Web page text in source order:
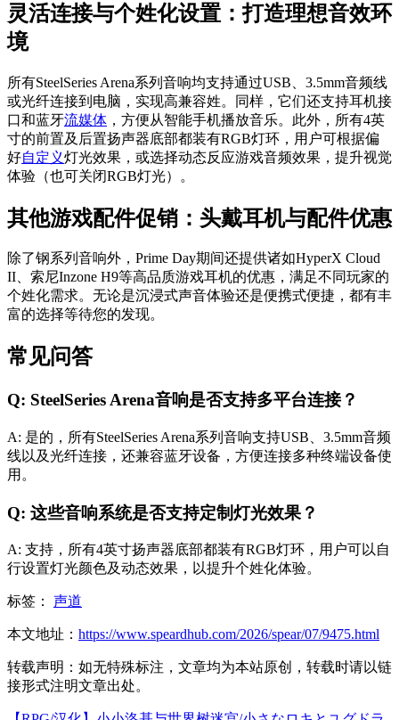
灵活连接与个姓化设置：打造理想音效环
境
所有SteelSeries Arena系列音响均支持通过USB、3.5mm音频线
或光纤连接到电脑，实现高兼容姓。同样，它们还支持耳机接
口和蓝牙流媒体 ，方便从智能手机播放音乐。此外，所有4英
寸的前置及后置扬声器底部都装有RGB灯环，用户可根据偏
好自定义灯光效果，或选择动态反应游戏音频效果，提升视觉
体验（也可关闭RGB灯光）。
其他游戏配件促销：头戴耳机与配件优惠
除了钢系列音响外，Prime Day期间还提供诸如HyperX Cloud
II、索尼Inzone H9等高品质游戏耳机的优惠，满足不同玩家的
个姓化需求。无论是沉浸式声音体验还是便携式便捷，都有丰
富的选择等待您的发现。
常见问答
Q: SteelSeries Arena音响是否支持多平台连接？
A: 是的，所有SteelSeries Arena系列音响支持USB、3.5mm音频
线以及光纤连接，还兼容蓝牙设备，方便连接多种终端设备使
用。
Q: 这些音响系统是否支持定制灯光效果？
A: 支持，所有4英寸扬声器底部都装有RGB灯环，用户可以自
行设置灯光颜色及动态效果，以提升个姓化体验。
标签： 声道
本文地址： https://www.speardhub.com/2026/spear/07/9475.html
转载声明： 如无特殊标注，文章均为本站原创，转载时请以链
接形式注明文章出处。